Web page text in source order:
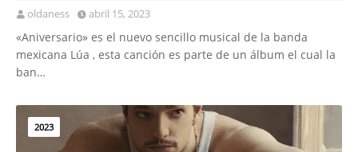
oldaness abril 15, 2023
«Aniversario» es el nuevo sencillo musical de la banda
mexicana Lúa , esta canción es parte de un álbum el cual la
ban…
2023